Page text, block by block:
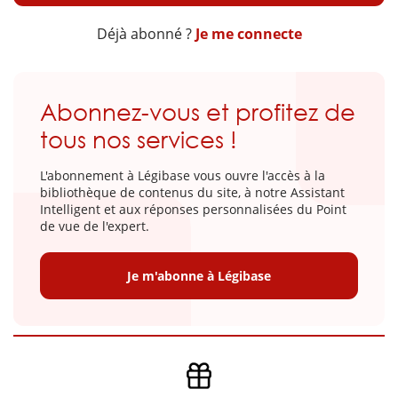
Déjà abonné ? Je me connecte
Abonnez-vous et profitez de
tous nos services !
L'abonnement à Légibase vous ouvre l'accès à la
bibliothèque de contenus du site, à notre Assistant
Intelligent et aux réponses personnalisées du Point
de vue de l'expert.
Je m'abonne à Légibase